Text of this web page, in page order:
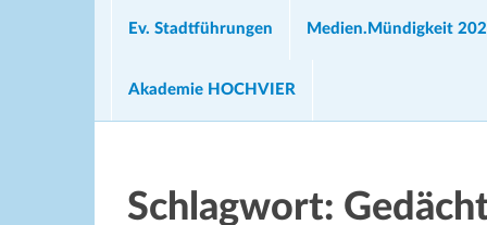
Ev. Stadtführungen Medien.Mündigkeit
Akademie HOCHVIER
Schlagwort: